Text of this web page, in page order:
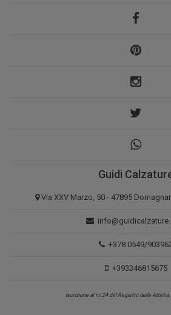
Guidi
Via XXV Marzo, 50 - 47895
+378 0549/
+393346815675
Iscrizione al nr. 24 del Registro delle